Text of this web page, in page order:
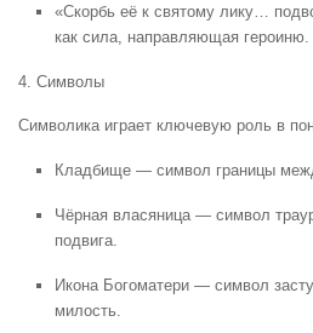
«Скорбь её к святому лику…
как сила, направляющая героиню.
4. Символы
Символика играет ключевую роль в
Кладбище — символ границы
Чёрная власяница — символ
подвига.
Икона Богоматери — символ
милость.